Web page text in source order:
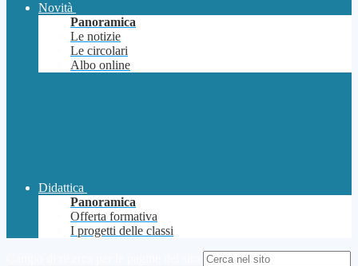
Novità
Panoramica
Le notizie
Le circolari
Albo online
Didattica
Panoramica
Offerta formativa
I progetti delle classi